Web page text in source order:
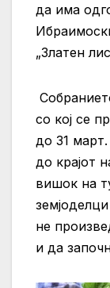
да има
„Златен
со кој се
до 31
до крајот
вишок на
не
и да